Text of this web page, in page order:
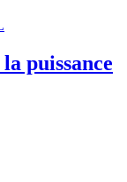
puissance